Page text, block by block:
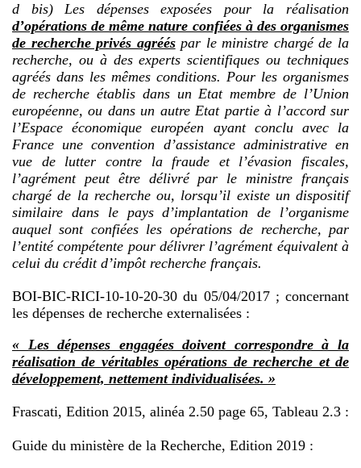
d bis) Les dépenses exposées pour la réalisation
d’opérations de même nature confiées à des organismes
de recherche privés agrééspar le ministre chargé de la
recherche, ou à des experts scientifiques ou techniques
agréés dans les mêmes conditions. Pour les organismes
de recherche établis dans un Etat membre de l’Union
européenne, ou dans un autre Etat partie à l’accord sur
l’Espace économique européen ayant conclu avec la
France une convention d’assistance administrative en
vue de lutter contre la fraude et l’évasion fiscales,
l’agrément peut être délivré par le ministre français
chargé de la recherche ou, lorsqu’il existe un dispositif
similaire dans le pays d’implantation de l’organisme
auquel sont confiées les opérations de recherche, par
l’entité compétente pour délivrer l’agrément équivalent à
celui du crédit d’impôt recherche français.
BOI-BIC-RICI-10-10-20-30 du 05/04/2017 ; concernant
les dépenses de recherche externalisées :
« Les dépenses engagées doivent correspondre à la
réalisation de véritables opérations de recherche et de
développement, nettement individualisées. »
Frascati, Edition 2015, alinéa 2.50 page 65, Tableau 2.3 :
Guide du ministère de la Recherche, Edition 2019 :